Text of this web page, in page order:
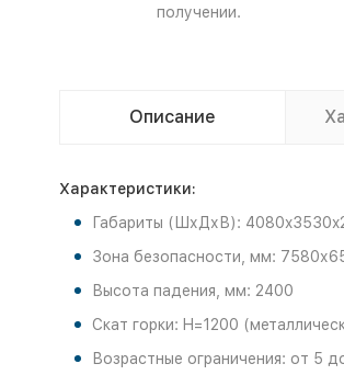
получении.
Описание
Характеристики:
Габариты (ШхДхВ):
Зона безопасности, мм:
Высота падения, мм: 2400
Скат горки: H=1200
Возрастные ограничения: от 5